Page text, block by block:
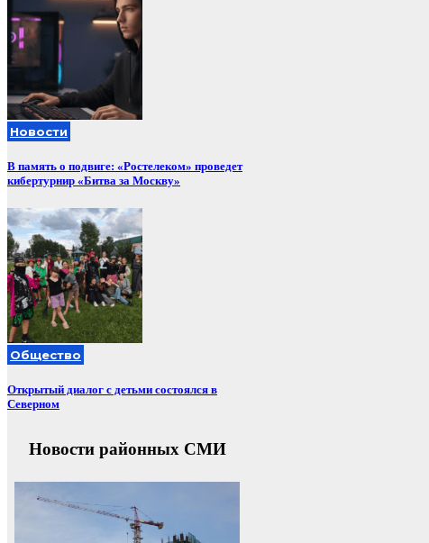
Новости
В память о подвиге: «Ростелеком» проведет
кибертурнир «Битва за Москву»
Общество
Открытый диалог с детьми состоялся в
Северном